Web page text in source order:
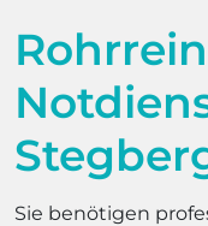
Sie benötigen